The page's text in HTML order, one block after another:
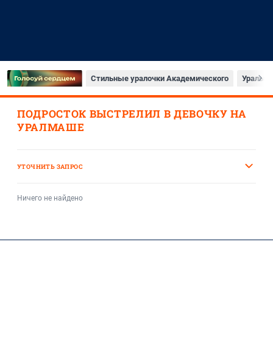
Стильные уралочки Академического
ПОДРОСТОК ВЫСТРЕЛИЛ В ДЕВОЧКУ НА
УРАЛМАШЕ
УТОЧНИТЬ ЗАПРОС
Ничего не найдено